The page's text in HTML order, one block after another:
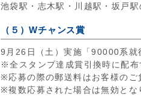
池袋駅・志木駅・川越駅・坂戸
（５）Wチャンス賞
9月26日（土）実施「90000系就
※全スタンプ達成賞引換時に配布
※応募の際の郵送料はお客様のご
※複数応募された場合は無効とな